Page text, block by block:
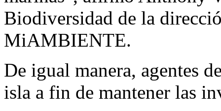
Biodiversidad de la
MiAMBIENTE.
De igual manera, agentes
isla a fin de mantener las